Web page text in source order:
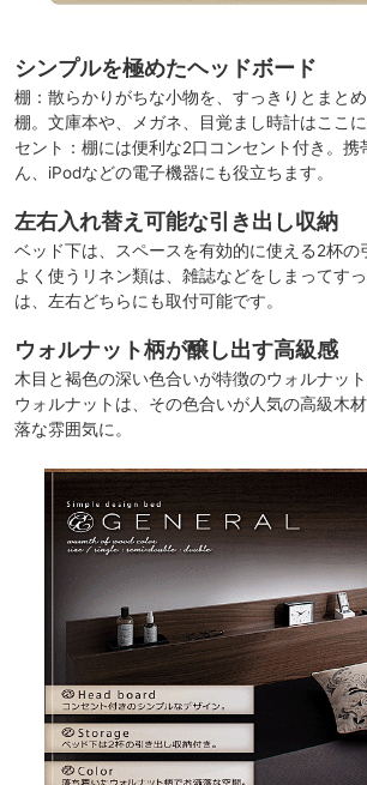
シンプルを極めたヘッドボード
棚：散らかりがちな小物を、すっきりとまと
棚。文庫本や、メガネ、目覚まし時計はここ
セント：棚には便利な2口コンセント付き。携
ん、iPodなどの電子機器にも役立ちます。
左右入れ替え可能な引き出し収納
ベッド下は、スペースを有効的に使える2杯の
よく使うリネン類は、雑誌などをしまってす
は、左右どちらにも取付可能です。
ウォルナット柄が醸し出す高級感
木目と褐色の深い色合いが特徴のウォルナット
ウォルナットは、その色合いが人気の高級木
落な雰囲気に。